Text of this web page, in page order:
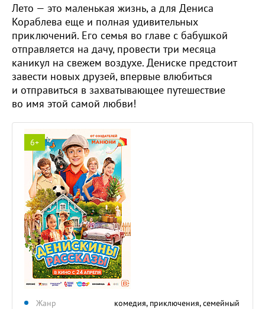
Лето — это маленькая жизнь, а для Дениса
Кораблева еще и полная удивительных
приключений. Его семья во главе с бабушкой
отправляется на дачу, провести три месяца
каникул на свежем воздухе. Дениске предстоит
завести новых друзей, впервые влюбиться
и отправиться в захватывающее путешествие
во имя этой самой любви!
6+
Жанр комедия, приключения, семейный